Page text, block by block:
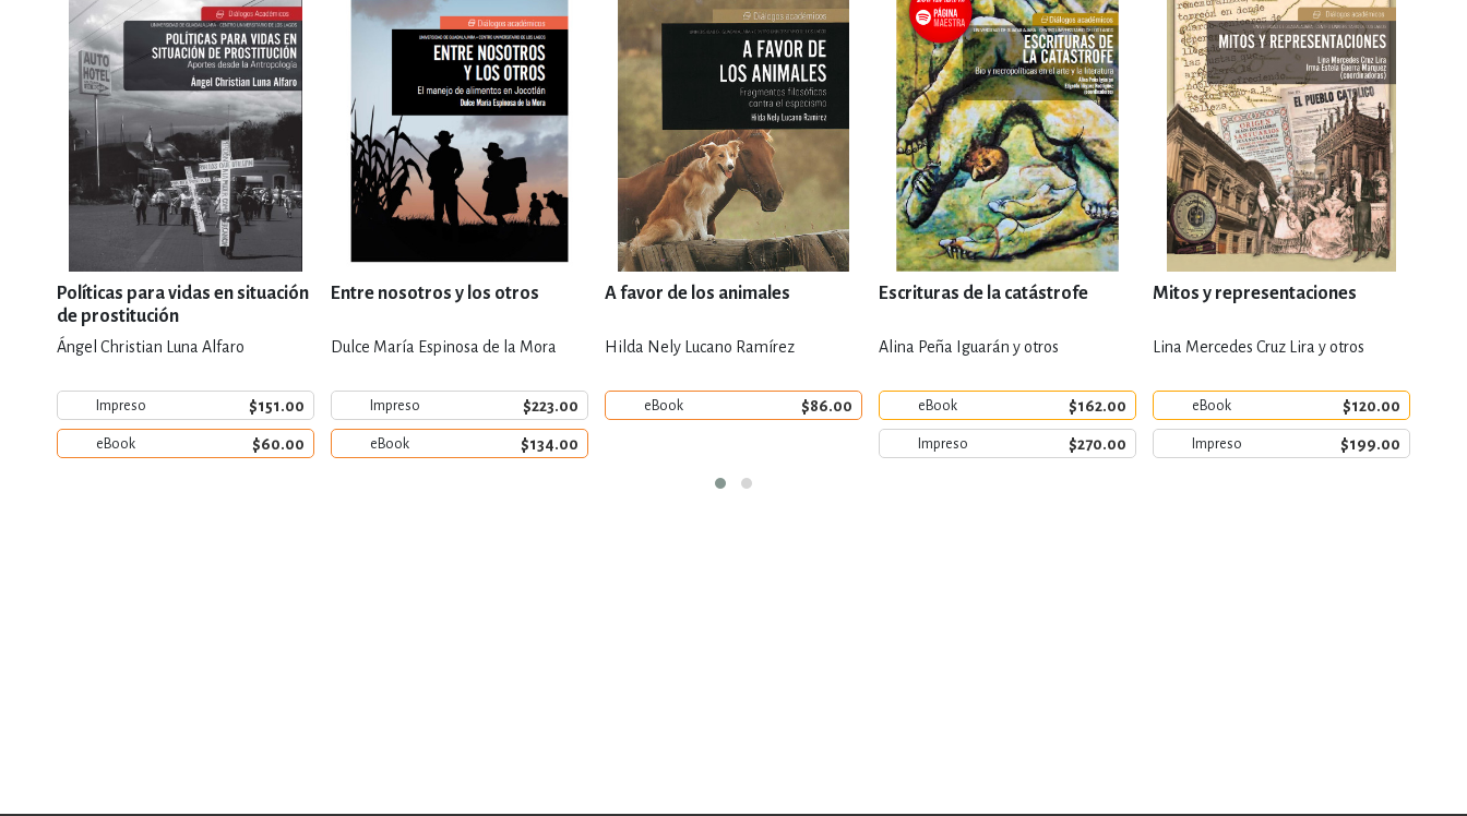
Políticas para vidas en situación
de prostitución
Ángel Christian Luna Alfaro
Impreso $151.00
eBook $60.00
Entre nosotros y los otros
Dulce María Espinosa de la Mora
Impreso $223.00
eBook $134.00
A favor de los animales
Hilda Nely Lucano Ramírez
eBook $86.00
Escrituras de la catástrofe
Alina Peña Iguarán y otros
eBook $162.00
Impreso $270.00
Mitos y representaciones
Lina Mercedes Cruz Lira y otros
eBook $120.00
Impreso $199.00